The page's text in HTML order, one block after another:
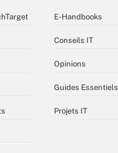
E-Handbooks
Conseils IT
Opinions
Guides Essentiels
Projets IT